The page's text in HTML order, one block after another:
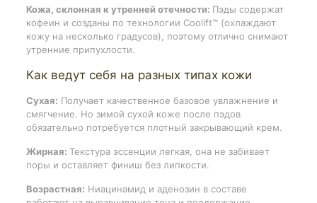
Кожа, склонная к утренней отечности: Пэды содержат
кофеин и созданы по технологии Coolift™ (охлаждают
кожу на несколько градусов), поэтому отлично снимают
утренние припухлости.
Как ведут себя на разных типах кожи
Сухая: Получает качественное базовое увлажнение и
смягчение. Но зимой сухой коже после пэдов
обязательно потребуется плотный закрывающий крем.
Жирная: Текстура эссенции легкая, она не забивает
поры и оставляет финиш без липкости.
Возрастная: Ниацинамид и аденозин в составе